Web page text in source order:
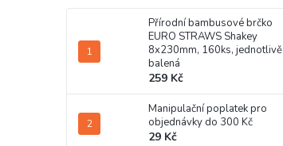
Přírodní bambusové brčko
EURO STRAWS Shakey
8x230mm, 160ks, jednotlivě
balená
259 Kč
Manipulační poplatek pro
objednávky do 300 Kč
29 Kč